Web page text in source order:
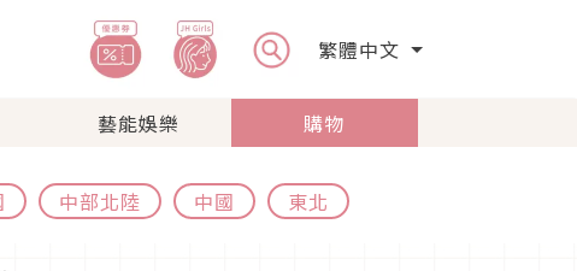
繁體中文
藝能娛樂 購物
中部北陸 中國 東北